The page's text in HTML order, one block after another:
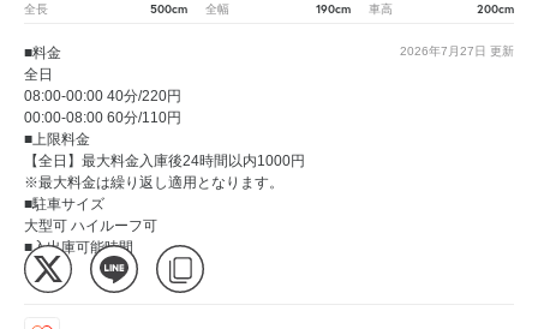
全長 500cm 全幅 190cm 車高 200cm
2026年7月27日 更新
■料金
全日
08:00-00:00 40分/220円
00:00-08:00 60分/110円
■上限料金
【全日】最大料金入庫後24時間以内1000円
※最大料金は繰り返し適用となります。
■駐車サイズ
大型可 ハイルーフ可
■入出庫可能時間
24時間